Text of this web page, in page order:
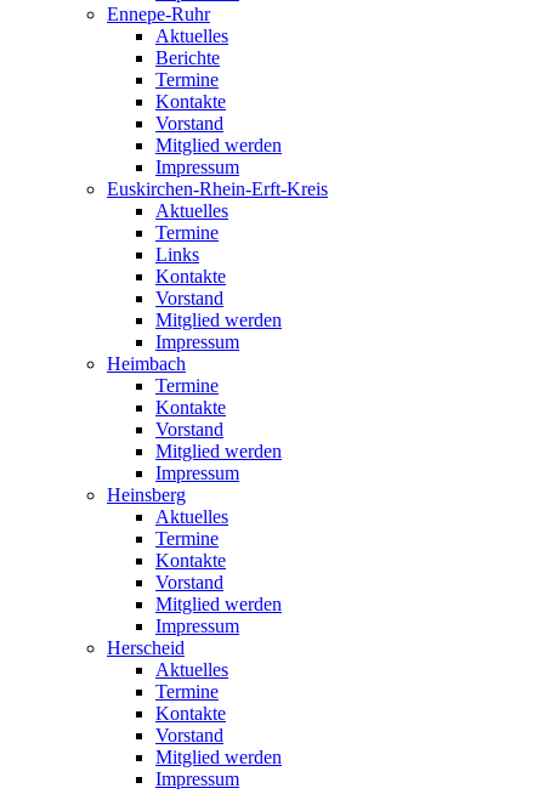
Ennepe-Ruhr
Aktuelles
Berichte
Termine
Kontakte
Vorstand
Mitglied werden
Impressum
Euskirchen-Rhein-Erft-Kreis
Aktuelles
Termine
Links
Kontakte
Vorstand
Mitglied werden
Impressum
Heimbach
Termine
Kontakte
Vorstand
Mitglied werden
Impressum
Heinsberg
Aktuelles
Termine
Kontakte
Vorstand
Mitglied werden
Impressum
Herscheid
Aktuelles
Termine
Kontakte
Vorstand
Mitglied werden
Impressum